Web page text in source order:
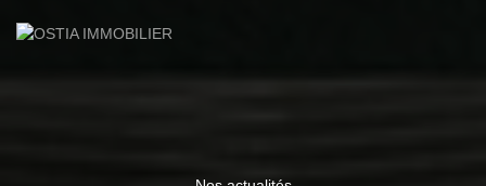
d'agence inclus charge vendeur Contactez Vincent